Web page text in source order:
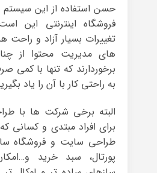
حسن استفاده از این سیستم
فروشگاه اینترنتی این
تغییرات بسیار آزاد و
های مدیریت محتوا از
برخوردارند که تنها با کمی
به راحتی کار با آن را یاد
البته برخی شرکت ها با
برای افراد مبتدی و کسانی
طراحی سایت و فروشگاه
پورتال، سبد خرید